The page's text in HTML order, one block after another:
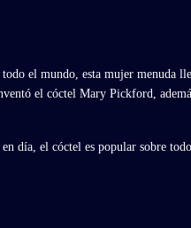
el mundo, esta mujer menuda
el cóctel Mary Pickford,
día, el cóctel es popular sobre